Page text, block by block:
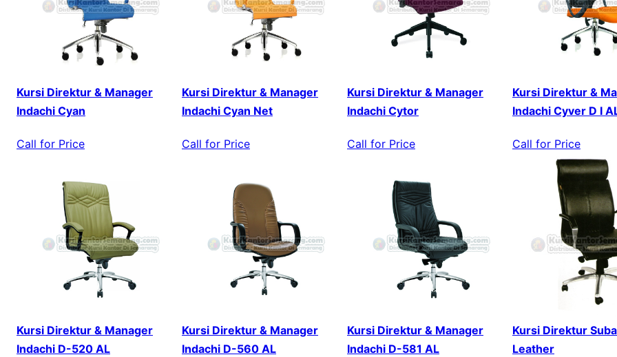
Kursi Direktur & Manager
Indachi Cyan
Call for Price
Kursi Direktur & Manager
Indachi Cyan Net
Call for Price
Kursi Direktur & Manager
Indachi Cytor
Call for Price
Kursi Direktur &
Indachi Cyver D I
Call for Price
Kursi Direktur & Manager
Indachi D-520 AL
Kursi Direktur & Manager
Indachi D-560 AL
Kursi Direktur & Manager
Indachi D-581 AL
Kursi Direktur
Leather